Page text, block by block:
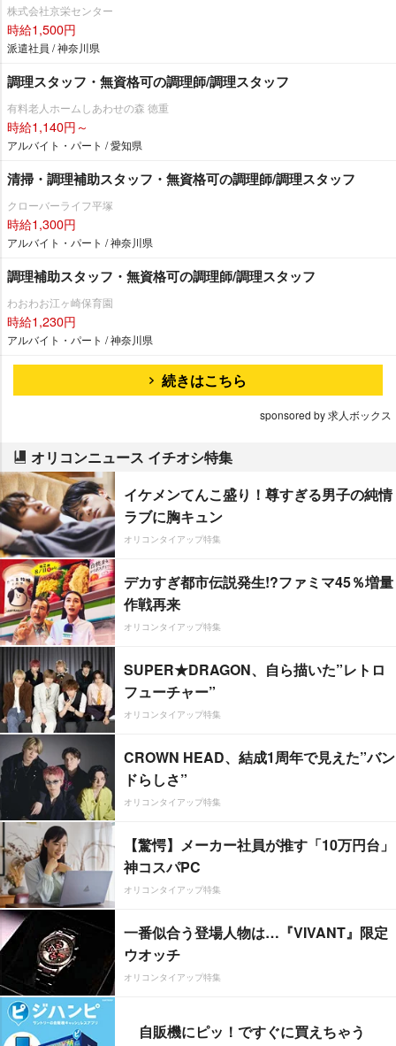
株式会社京栄センター
時給1,500円
派遣社員 / 神奈川県
調理スタッフ・無資格可の調理師/調理スタッフ
有料老人ホームしあわせの森 徳重
時給1,140円～
アルバイト・パート / 愛知県
清掃・調理補助スタッフ・無資格可の調理師/調理スタッフ
クローバーライフ平塚
時給1,300円
アルバイト・パート / 神奈川県
調理補助スタッフ・無資格可の調理師/調理スタッフ
わおわお江ヶ崎保育園
時給1,230円
アルバイト・パート / 神奈川県
続きはこちら
sponsored by 求人ボックス
オリコンニュース イチオシ特集
イケメンてんこ盛り！尊すぎる男子の純情
ラブに胸キュン
オリコンタイアップ特集
デカすぎ都市伝説発生!?ファミマ45％増量
作戦再来
オリコンタイアップ特集
SUPER★DRAGON、自ら描いた”レトロ
フューチャー”
オリコンタイアップ特集
CROWN HEAD、結成1周年で見えた”バン
ドらしさ”
オリコンタイアップ特集
【驚愕】メーカー社員が推す「10万円台」
神コスパPC
オリコンタイアップ特集
一番似合う登場人物は…『VIVANT』限定
ウオッチ
オリコンタイアップ特集
自販機にピッ！ですぐに買えちゃう